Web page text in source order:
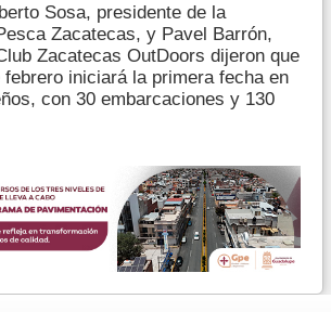
Sosa, presidente de la
Zacatecas, y Pavel Barrón,
Zacatecas OutDoors dijeron que
iniciará la primera fecha en
con 30 embarcaciones y 130